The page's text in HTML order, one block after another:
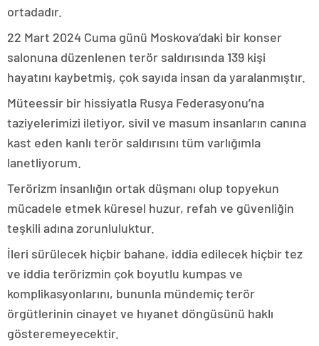
ortadadır.
22 Mart 2024 Cuma günü Moskova’daki bir konser
salonuna düzenlenen terör saldırısında 139 kişi
hayatını kaybetmiş, çok sayıda insan da yaralanmıştır.
Müteessir bir hissiyatla Rusya Federasyonu’na
taziyelerimizi iletiyor, sivil ve masum insanların canına
kast eden kanlı terör saldırısını tüm varlığımla
lanetliyorum.
Terörizm insanlığın ortak düşmanı olup topyekun
mücadele etmek küresel huzur, refah ve güvenliğin
teşkili adına zorunluluktur.
İleri sürülecek hiçbir bahane, iddia edilecek hiçbir tez
ve iddia terörizmin çok boyutlu kumpas ve
komplikasyonlarını, bununla mündemiç terör
örgütlerinin cinayet ve hıyanet döngüsünü haklı
gösteremeyecektir.